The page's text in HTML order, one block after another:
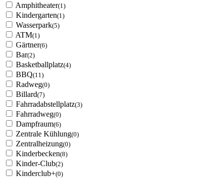
Amphitheater(1)
Kindergarten(1)
Wasserpark(5)
ATM(1)
Gärtner(6)
Bar(2)
Basketballplatz(4)
BBQ(11)
Radweg(0)
Billard(7)
Fahrradabstellplatz(3)
Fahrradweg(0)
Dampfraum(6)
Zentrale Kühlung(0)
Zentralheizung(0)
Kinderbecken(8)
Kinder-Club(2)
Kinderclub+(0)